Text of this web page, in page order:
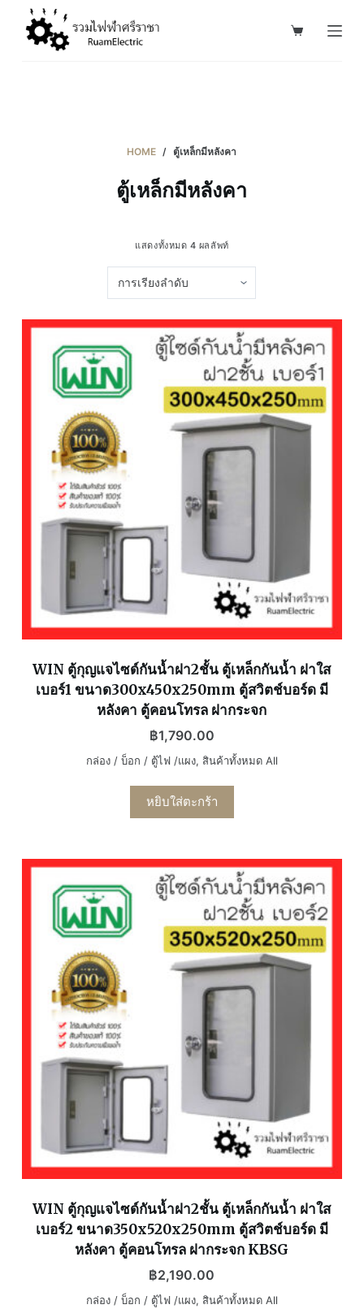
HOME / ตู้เหล็กมีหลังคา
ตู้เหล็กมีหลังคา
แสดงทั้งหมด 4 ผลลัพท์
WIN ตู้กุญแจไซด์กันน้ำฝา2ชั้น ตู้เหล็กกันน้ำ ฝาใส
เบอร์1 ขนาด300x450x250mm ตู้สวิตช์บอร์ด มี
หลังคา ตู้คอนโทรล ฝากระจก
฿1,790.00
กล่อง / บ็อก / ตู้ไฟ /แผง, สินค้าทั้งหมด All
หยิบใส่ตะกร้า
WIN ตู้กุญแจไซด์กันน้ำฝา2ชั้น ตู้เหล็กกันน้ำ ฝาใส
เบอร์2 ขนาด350x520x250mm ตู้สวิตช์บอร์ด มี
หลังคา ตู้คอนโทรล ฝากระจก KBSG
฿2,190.00
กล่อง / บ็อก / ตู้ไฟ /แผง, สินค้าทั้งหมด All